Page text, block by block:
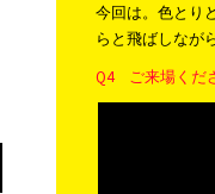
今回は。色とり
らと飛ばしなが
Q4 ご来場くだ